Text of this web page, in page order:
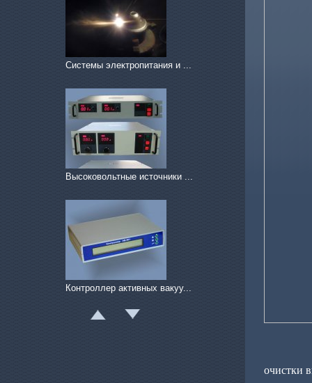
Системы электропитания и ...
Высоковольтные источники ...
Контроллер активных вакуу...
очистки